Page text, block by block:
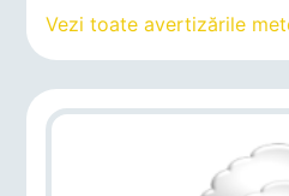
Vezi toate avertizările